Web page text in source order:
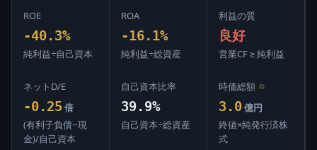
ROE
-40.3%
純利益÷自己資本
ROA
-16.1%
純利益÷総資産
利益の質
良好
営業CF ≥ 純利益
ネットD/E
-0.25 倍
(有利子負債−現
金)/自己資本
自己資本比率
39.9%
自己資本÷総資産
時価総額 ⊙
3.0 億円
終値×純発行済株
式